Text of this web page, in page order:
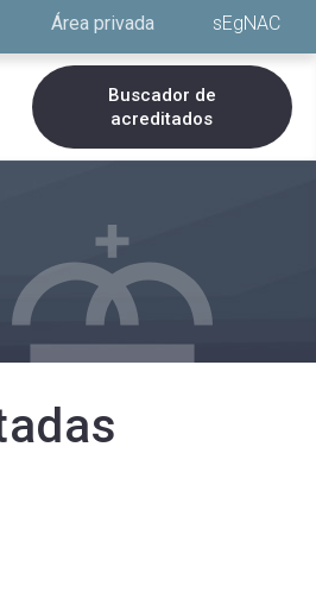
Área privada sEgNAC
Buscador de
acreditados